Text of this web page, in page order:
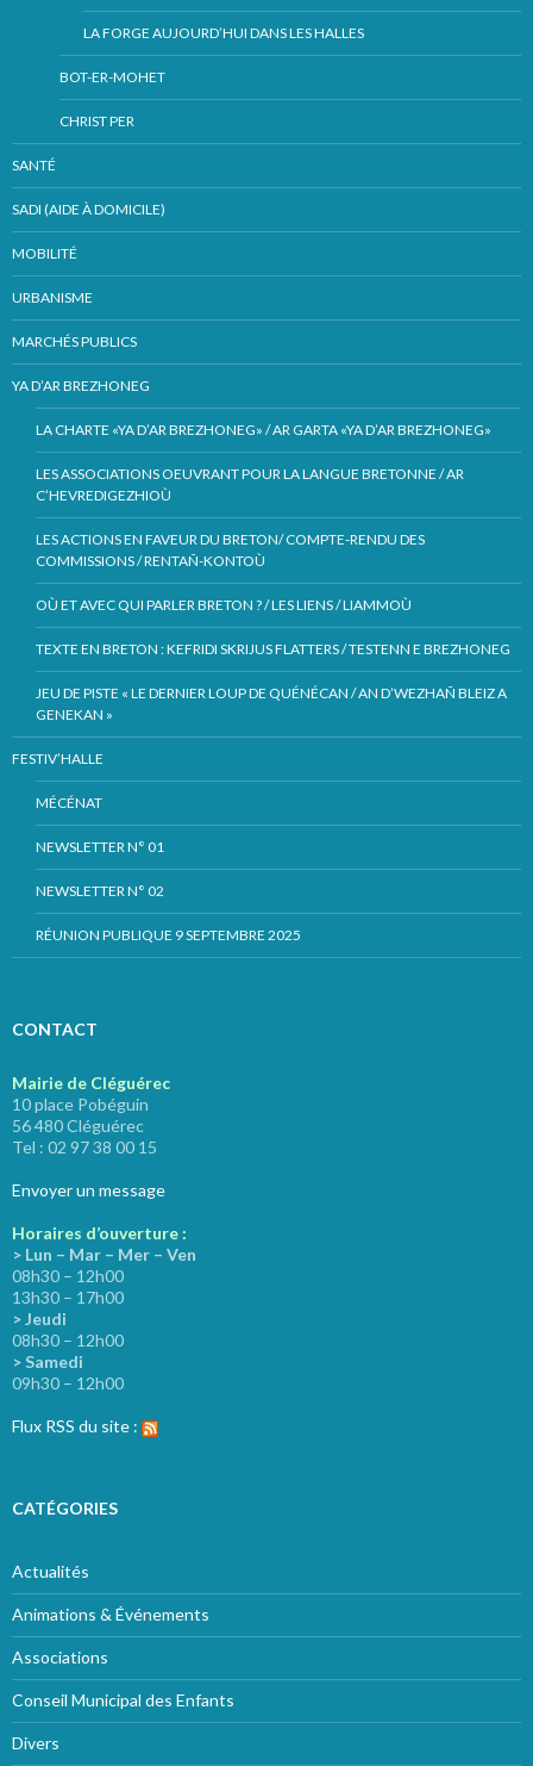
LA FORGE AUJOURD’HUI DANS LES HALLES
BOT-ER-MOHET
CHRIST PER
SANTÉ
SADI (AIDE À DOMICILE)
MOBILITÉ
URBANISME
MARCHÉS PUBLICS
YA D’AR BREZHONEG
LA CHARTE «YA D’AR BREZHONEG» / AR GARTA «YA D’AR BREZHONEG»
LES ASSOCIATIONS OEUVRANT POUR LA LANGUE BRETONNE / AR
C’HEVREDIGEZHIOÙ
LES ACTIONS EN FAVEUR DU BRETON/ COMPTE-RENDU DES
COMMISSIONS / RENTAÑ-KONTOÙ
OÙ ET AVEC QUI PARLER BRETON ? / LES LIENS / LIAMMOÙ
TEXTE EN BRETON : KEFRIDI SKRIJUS FLATTERS / TESTENN E BREZHONEG
JEU DE PISTE « LE DERNIER LOUP DE QUÉNÉCAN / AN D’WEZHAÑ BLEIZ A
GENEKAN »
FESTIV’HALLE
MÉCÉNAT
NEWSLETTER N° 01
NEWSLETTER N° 02
RÉUNION PUBLIQUE 9 SEPTEMBRE 2025
CONTACT
Mairie de Cléguérec
10 place Pobéguin
56 480 Cléguérec
Tel : 02 97 38 00 15
Envoyer un message
Horaires d’ouverture :
> Lun – Mar – Mer – Ven
08h30 – 12h00
13h30 – 17h00
> Jeudi
08h30 – 12h00
> Samedi
09h30 – 12h00
Flux RSS du site :
CATÉGORIES
Actualités
Animations & Événements
Associations
Conseil Municipal des Enfants
Divers